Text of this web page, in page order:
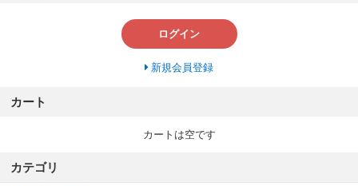
ログイン
新規会員登録
カート
カートは空です
カテゴリ